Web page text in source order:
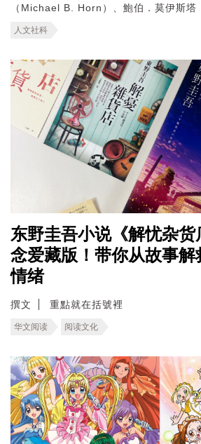
（Michael B. Horn）、鮑伯．莫伊斯塔
人文社科
东野圭吾小说《解忧杂货
念爱藏版！带你从故事解
情绪
撰文 重點就在括號裡
华文阅读 阅读文化